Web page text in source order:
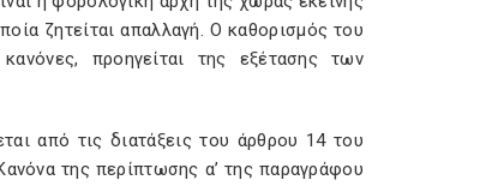
ζητείται απαλλαγή. Ο καθορισμός του
προηγείται της εξέτασης των
από τις διατάξεις του άρθρου 14 του
της περίπτωσης α’ της παραγράφου